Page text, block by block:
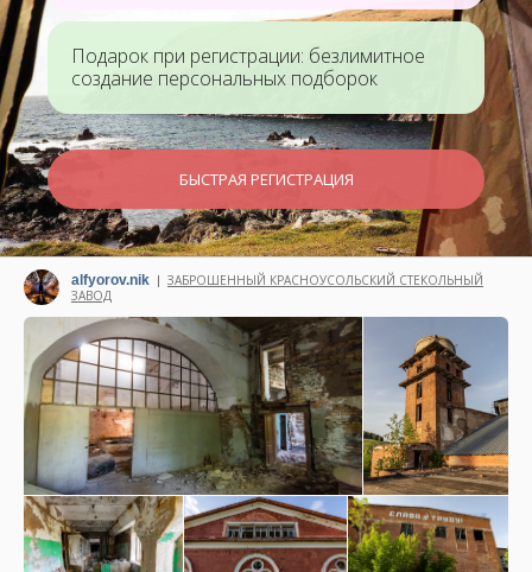
Подарок при регистрации: безлимитное
создание персональных подборок
БЫСТРАЯ РЕГИСТРАЦИЯ
alfyorov.nik | ЗАБРОШЕННЫЙ КРАСНОУСОЛЬСКИЙ СТЕКОЛЬНЫЙ
ЗАВОД